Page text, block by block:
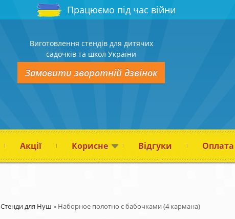
Працюємо під час війни
Виготовлення стендів для дитячих
садочків та школ України
Замовити зворотній дзвінок
Акції Корисне Відгуки Оплата
Стенди для Нуш » Наборное полотно с бабочками (4 кармана)